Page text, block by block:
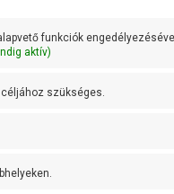
funkciók
aktív)
szükséges.